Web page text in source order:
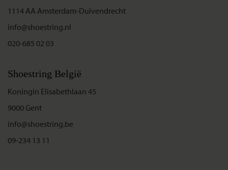
1114 AA Amsterdam-Duivendrecht
info@shoestring.nl
020-685 02 03
Shoestring België
Koningin Elisabethlaan 45
9000 Gent
info@shoestring.be
09-234 13 11